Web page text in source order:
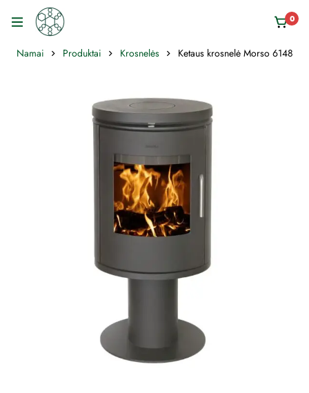
0
Namai Produktai Krosnelės Ketaus krosnelė Morso 6148